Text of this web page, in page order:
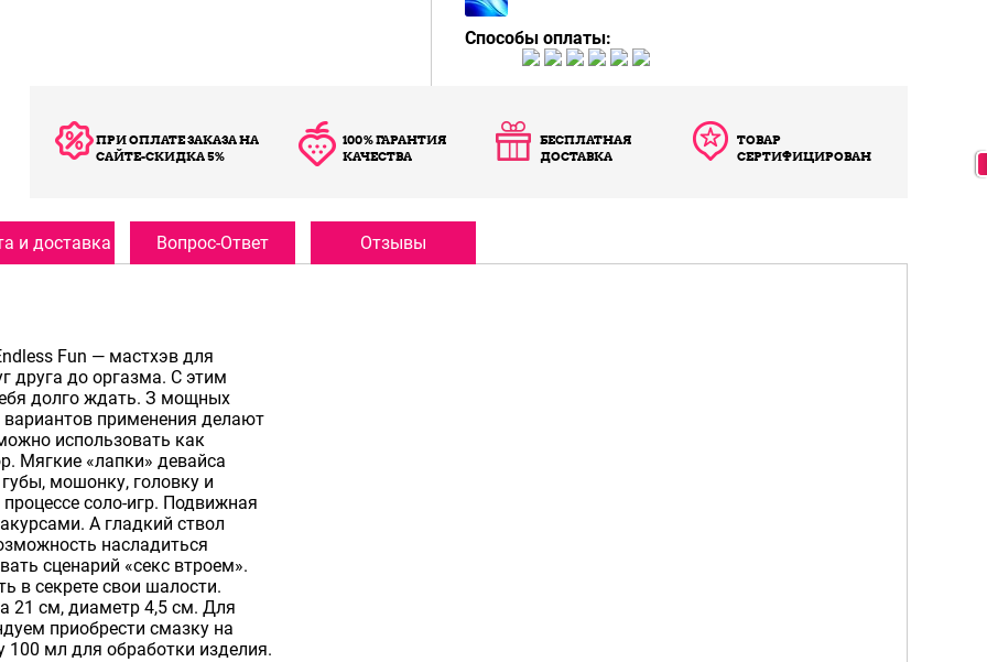
Способы оплаты:
ПРИ ОПЛАТЕ ЗАКАЗА НА
САЙТЕ-СКИДКА 5%
100% ГАРАНТИЯ
КАЧЕСТВА
БЕСПЛАТНАЯ
ДОСТАВКА
ТОВАР
СЕРТИФИЦИРОВАН
и доставка Вопрос-Ответ Отзывы
Fun — мастхэв для
друга до оргазма. С этим
долго ждать. З мощных
применения делают
использовать как
Мягкие «лапки» девайса
мошонку, головку и
соло-игр. Подвижная
А гладкий ствол
насладиться
сценарий «секс втроем».
в секрете свои шалости.
21 см, диаметр 4,5 см. Для
приобрести смазку на
мл для обработки изделия.